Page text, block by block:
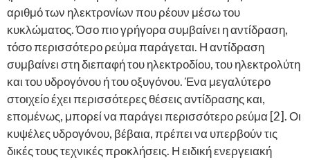
αριθμό των ηλεκτρονίων που ρέουν μέσω του
κυκλώματος. Όσο πιο γρήγορα συμβαίνει η αντίδραση,
τόσο περισσότερο ρεύμα παράγεται. Η αντίδραση
συμβαίνει στη διεπαφή του ηλεκτροδίου, του ηλεκτρολύτη
και του υδρογόνου ή του οξυγόνου. Ένα μεγαλύτερο
στοιχείο έχει περισσότερες θέσεις αντίδρασης και,
επομένως, μπορεί να παράγει περισσότερο ρεύμα [2]. Οι
κυψέλες υδρογόνου, βέβαια, πρέπει να υπερβούν τις
δικές τους τεχνικές προκλήσεις. Η ειδική ενεργειακή